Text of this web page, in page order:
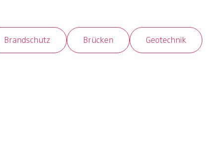
Brandschutz Brücken Geotechnik